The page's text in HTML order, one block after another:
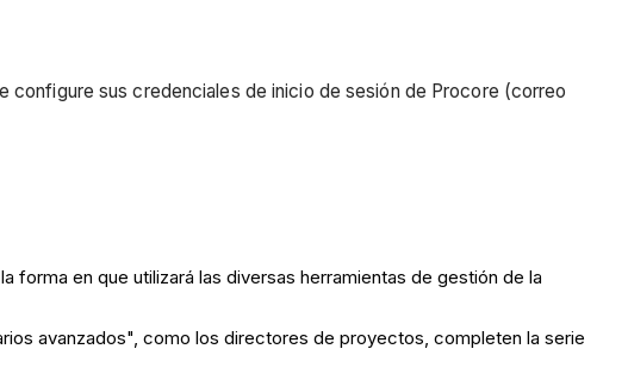
sus credenciales de inicio de sesión de Procore (correo
forma en que utilizará las diversas herramientas de gestión de la
avanzados", como los directores de proyectos, completen la serie